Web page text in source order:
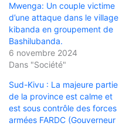
Mwenga: Un couple victime
d’une attaque dans le village
kibanda en groupement de
Bashilubanda.
6 novembre 2024
Dans "Société"
Sud-Kivu : La majeure partie
de la province est calme et
est sous contrôle des forces
armées FARDC (Gouverneur